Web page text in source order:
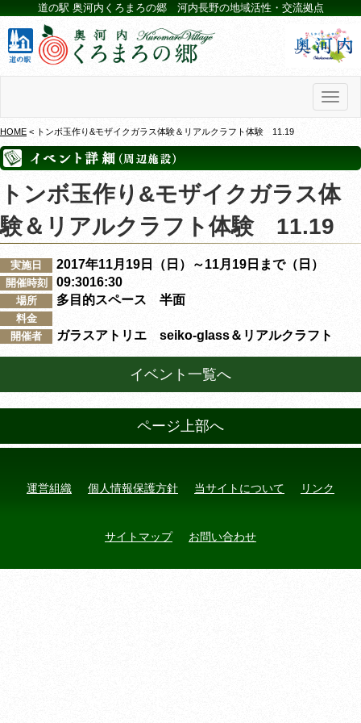
道の駅 奥河内くろまろの郷 河内長野の地域活性・交流拠点
HOME < トンボ玉作り&モザイクガラス体験＆リアルクラフト体験 11.19
トンボ玉作り&モザイクガラス体
験＆リアルクラフト体験 11.19
実施日 2017年11月19日（日）～11月19日まで（日）
開催時刻 09:3016:30
場所 多目的スペース 半面
料金
開催者
ガラスアトリエ seiko-glass＆リアルクラフト
イベント一覧へ
ページ上部へ
運営組織 個人情報保護方針 当サイトについて リンク
サイトマップ お問い合わせ